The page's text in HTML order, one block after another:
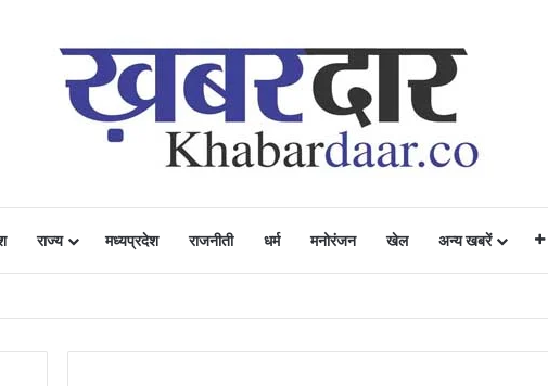
राज्य मध्यप्रदेश राजनीती धर्म मनोरंजन खेल अन्य खबरें
किसानों में उत्साह, नैनो डीएपी और नैनो यूरिया बने किसानों के भरोसेमंद कृषि साथी…..